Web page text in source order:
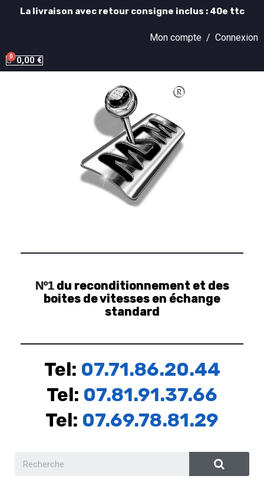
La livraison avec retour consigne inclus : 40e ttc
Mon compte / Connexion
0,00 €
Nº1du reconditionnement et des
boites de vitesses en échange
standard
Tel: 07.71.86.20.44
Tel: 07.81.91.37.66
Tel: 07.69.78.81.29